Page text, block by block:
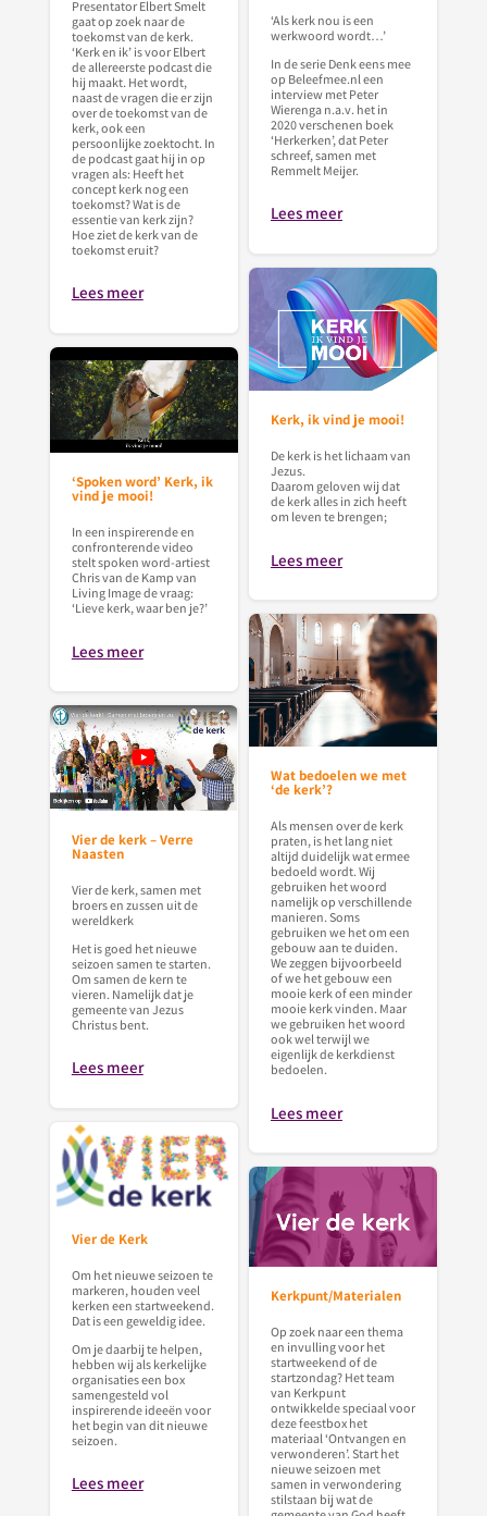
Presentator Elbert Smelt
gaat op zoek naar de
toekomst van de kerk.
‘Kerk en ik’ is voor Elbert
de allereerste podcast die
hij maakt. Het wordt,
naast de vragen die er zijn
over de toekomst van de
kerk, ook een
persoonlijke zoektocht. In
de podcast gaat hij in op
vragen als: Heeft het
concept kerk nog een
toekomst? Wat is de
essentie van kerk zijn?
Hoe ziet de kerk van de
toekomst eruit?
Lees meer
‘Als kerk nou is een
werkwoord wordt…’
In de serie Denk eens mee
op Beleefmee.nl een
interview met Peter
Wierenga n.a.v. het in
2020 verschenen boek
‘Herkerken’, dat Peter
schreef, samen met
Remmelt Meijer.
Lees meer
Kerk, ik vind je mooi!
De kerk is het lichaam van
Jezus.
Daarom geloven wij dat
de kerk alles in zich heeft
om leven te brengen;
Lees meer
‘Spoken word’ Kerk, ik
vind je mooi!
In een inspirerende en
confronterende video
stelt spoken word-artiest
Chris van de Kamp van
Living Image de vraag:
‘Lieve kerk, waar ben je?’
Lees meer
Wat bedoelen we met
‘de kerk’?
Als mensen over de kerk
praten, is het lang niet
altijd duidelijk wat ermee
bedoeld wordt. Wij
gebruiken het woord
namelijk op verschillende
manieren. Soms
gebruiken we het om een
gebouw aan te duiden.
We zeggen bijvoorbeeld
of we het gebouw een
mooie kerk of een minder
mooie kerk vinden. Maar
we gebruiken het woord
ook wel terwijl we
eigenlijk de kerkdienst
bedoelen.
Lees meer
Vier de kerk – Verre
Naasten
Vier de kerk, samen met
broers en zussen uit de
wereldkerk
Het is goed het nieuwe
seizoen samen te starten.
Om samen de kern te
vieren. Namelijk dat je
gemeente van Jezus
Christus bent.
Lees meer
Vier de Kerk
Om het nieuwe seizoen te
markeren, houden veel
kerken een startweekend.
Dat is een geweldig idee.
Om je daarbij te helpen,
hebben wij als kerkelijke
organisaties een box
samengesteld vol
inspirerende ideeën voor
het begin van dit nieuwe
seizoen.
Lees meer
Kerkpunt/Materialen
Op zoek naar een thema
en invulling voor het
startweekend of de
startzondag? Het team
van Kerkpunt
ontwikkelde speciaal voor
deze feestbox het
materiaal ‘Ontvangen en
verwonderen’. Start het
nieuwe seizoen met
samen in verwondering
stilstaan bij wat de